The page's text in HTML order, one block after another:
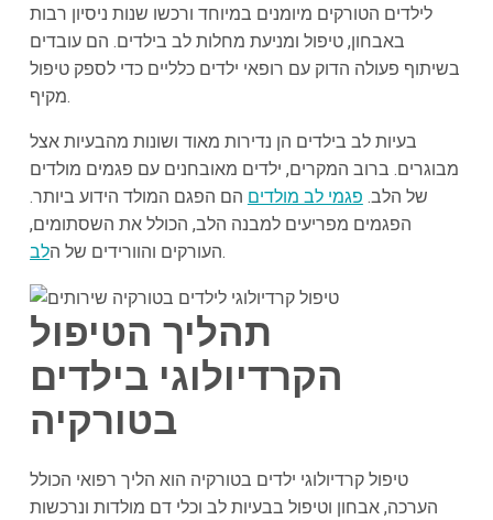
לילדים הטורקים מיומנים במיוחד ורכשו שנות ניסיון רבות
באבחון, טיפול ומניעת מחלות לב בילדים. הם עובדים
בשיתוף פעולה הדוק עם רופאי ילדים כלליים כדי לספק טיפול
מקיף.
בעיות לב בילדים הן נדירות מאוד ושונות מהבעיות אצל
מבוגרים. ברוב המקרים, ילדים מאובחנים עם פגמים מולדים
של הלב. פגמי לב מולדים הם הפגם המולד הידוע ביותר.
הפגמים מפריעים למבנה הלב, הכולל את השסתומים,
העורקים והוורידים של הלב .
תהליך הטיפול
הקרדיולוגי בילדים
בטורקיה
טיפול קרדיולוגי ילדים בטורקיה הוא הליך רפואי הכולל
הערכה, אבחון וטיפול בבעיות לב וכלי דם מולדות ונרכשות